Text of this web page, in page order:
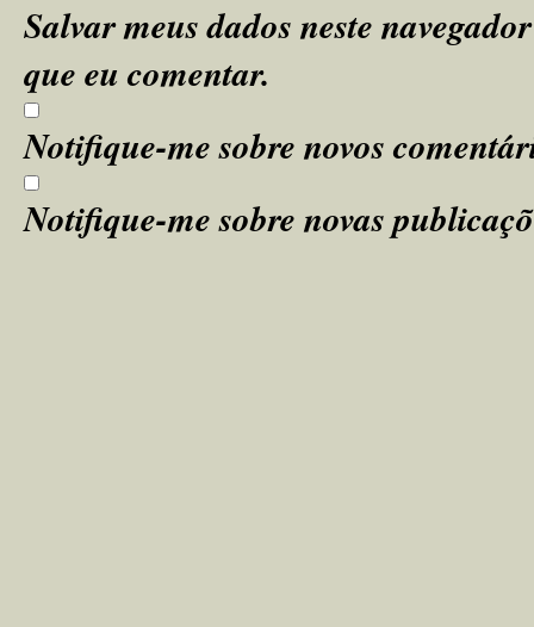
Salvar meus dados neste
que eu comentar.
Notifique-me sobre novos
Notifique-me sobre novas